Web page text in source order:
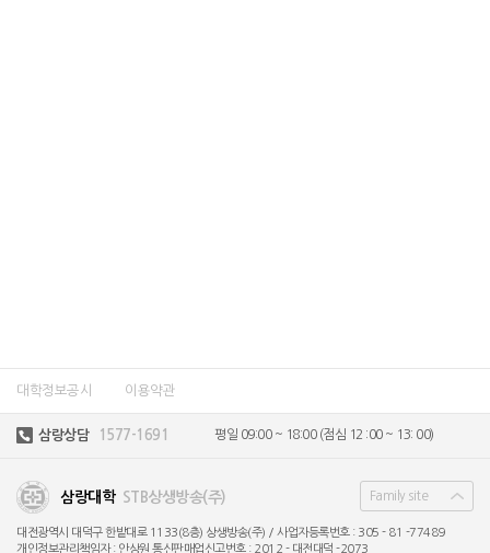
대학정보공시 이용약관
삼랑상담 1577-1691 평일 09:00 ~ 18:00 (점심 12 :00 ~ 13: 00)
Family site
삼랑대학 STB상생방송(주)
대전광역시 대덕구 한밭대로 1133(8층) 상생방송(주) / 사업자등록번호 : 305 - 81 -77489
개인정보관리책임자 : 안상원 통신판매업신고번호 : 2012 - 대전대덕 -2073